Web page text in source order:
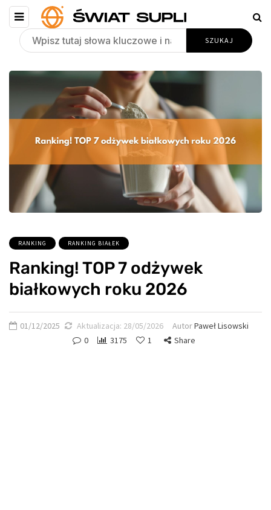
RANKING RANKING BIAŁEK
Ranking! TOP 7 odżywek
białkowych roku 2026
01/12/2025 Aktualizacja: 28/05/2026 AutorPaweł Lisowski
0
3175 1 Share